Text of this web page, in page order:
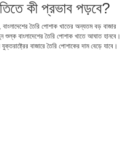
কী প্রভাব পড়বে?
বাংলাদেশের তৈরি পোশাক খাতের অন্যতম বড় বাজার
শুল্ক বাংলাদেশের তৈরি পোশাক খাতে আঘাত হানবে।
বাজারে তৈরি পোশাকের দাম বেড়ে যাবে।